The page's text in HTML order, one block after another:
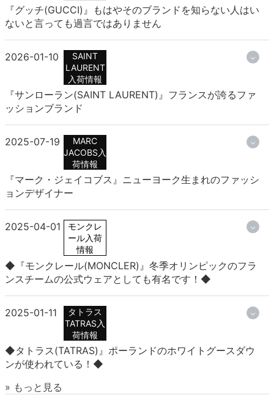
『グッチ(GUCCI)』もはやそのブランドを知らない人はい
ないと言っても過言ではありません
2026-01-10
SAINT
LAURENT
入荷情報
『サンローラン(SAINT LAURENT)』フランスが誇るファ
ッションブランド
2025-07-19
MARC
JACOBS入
荷情報
『マーク・ジェイコブス』ニューヨーク生まれのファッシ
ョンデザイナー
2025-04-01
モンクレ
ール入荷
情報
◆『モンクレール(MONCLER)』冬季オリンピックのフラ
ンスチームの公式ウェアとしても有名です！◆
2025-01-11
タトラス
TATRAS入
荷情報
◆タトラス(TATRAS)』ポーランドのホワイトグースダウ
ンが使われている！◆
» もっと見る